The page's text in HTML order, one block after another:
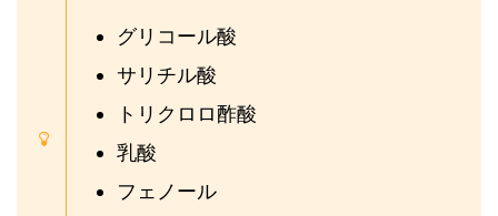
グリコール酸
サリチル酸
トリクロロ酢酸
乳酸
フェノール